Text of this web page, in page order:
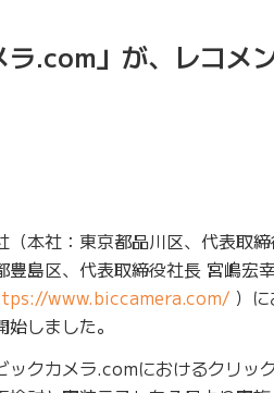
ラ.com」が、レコメ
（本社：東京都品川区、代表取
豊島区、代表取締役社長 宮嶋宏
www.biccamera.com/ ）
しました。
ックカメラ.comにおけるクリッ